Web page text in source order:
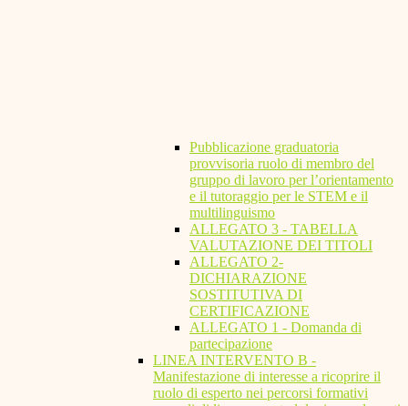
Pubblicazione graduatoria
provvisoria ruolo di membro del
gruppo di lavoro per l’orientamento
e il tutoraggio per le STEM e il
multilinguismo
ALLEGATO 3 - TABELLA
VALUTAZIONE DEI TITOLI
ALLEGATO 2-
DICHIARAZIONE
SOSTITUTIVA DI
CERTIFICAZIONE
ALLEGATO 1 - Domanda di
partecipazione
LINEA INTERVENTO B -
Manifestazione di interesse a ricoprire il
ruolo di esperto nei percorsi formativi